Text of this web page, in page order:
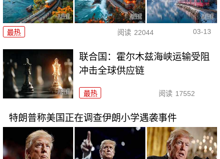
最热 阅读 22044 03-13
联合国：霍尔木兹海峡运输受阻
冲击全球供应链
最热 阅读 17552
特朗普称美国正在调查伊朗小学遇袭事件